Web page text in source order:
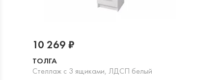
ТОЛГА
Стеллаж с 3 ящиками, ЛДСП белый
10 269 ₽